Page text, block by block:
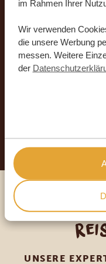
im Rahmen Ihrer
Wir verwenden
die unsere Werbung
messen. Weitere
der
Stellen
UNSERE